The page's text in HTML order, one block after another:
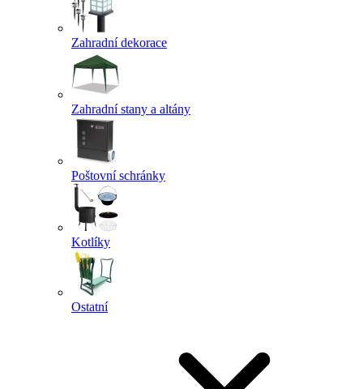
Zahradní dekorace
Zahradní stany a altány
Poštovní schránky
Kotlíky
Ostatní